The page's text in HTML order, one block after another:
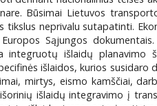
Būsimai Lietuvos
tikslus neprivalu sutapatinti.
Sąjungos
integruotų išlaidų planavimo
išlaidos, kurios
mirtys, eismo kamščiai,
išlaidų integravimo į